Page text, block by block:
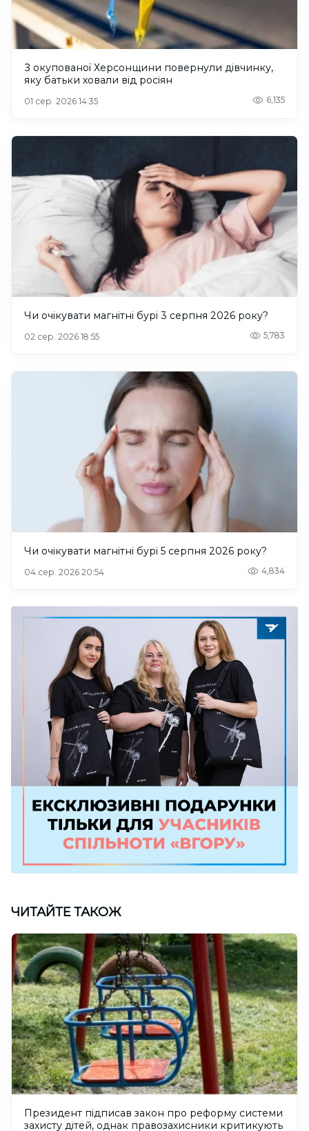
З окупованої Херсонщини повернули дівчинку,
яку батьки ховали від росіян
01 сер. 2026 14:35 6,135
Чи очікувати магнітні бурі 3 серпня 2026 року?
02 сер. 2026 18:55 5,783
Чи очікувати магнітні бурі 5 серпня 2026 року?
04 сер. 2026 20:54 4,834
ЧИТАЙТЕ ТАКОЖ
Президент підписав закон про реформу системи
захисту дітей, однак правозахисники критикують